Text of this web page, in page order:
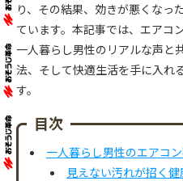
り、その結果、効きが悪くなっ
ています。本記事では、エアコ
一人暮らし男性のリアルな声と
法、そして快適生活を手に入れ
す。
目次
一人暮らし男性のエアコ
見えない汚れが招く健